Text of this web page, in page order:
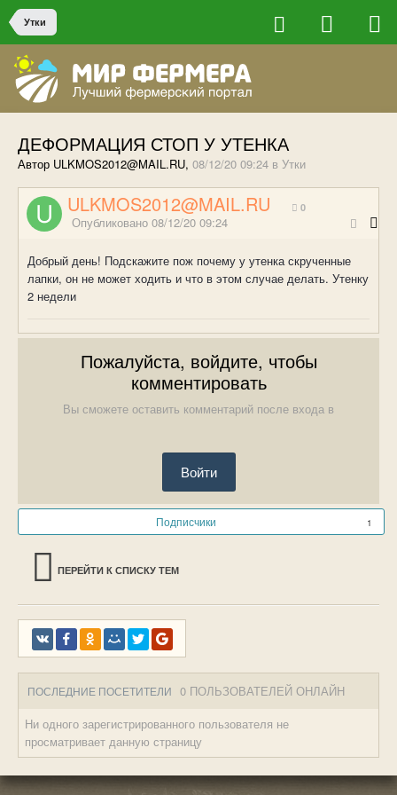
Утки
ДЕФОРМАЦИЯ СТОП У УТЕНКА
Автор ULKMOS2012@MAIL.RU, 08/12/20 09:24 в Утки
ULKMOS2012@MAIL.RU 0
Опубликовано 08/12/20 09:24
Добрый день! Подскажите пож почему у утенка скрученные
лапки, он не может ходить и что в этом случае делать. Утенку
2 недели
Пожалуйста, войдите, чтобы
комментировать
Вы сможете оставить комментарий после входа в
Войти
Подписчики 1
ПЕРЕЙТИ К СПИСКУ ТЕМ
ПОСЛЕДНИЕ ПОСЕТИТЕЛИ 0 ПОЛЬЗОВАТЕЛЕЙ ОНЛАЙН
Ни одного зарегистрированного пользователя не
просматривает данную страницу